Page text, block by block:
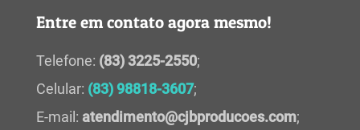
Entre em contato agora mesmo!
Telefone: (83) 3225-2550;
Celular: (83) 98818-3607;
E-mail: atendimento@cjbproducoes.com;